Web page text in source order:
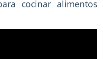
cocinar alimentos